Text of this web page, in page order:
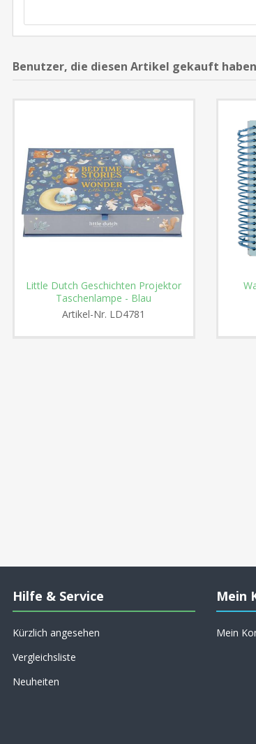
Benutzer, die diesen Artikel gekauft
Little Dutch Geschichten Projektor
Taschenlampe - Blau
Artikel-Nr. LD4781
Hilfe & Service
Kürzlich angesehen
Vergleichsliste
Neuheiten
Mein
Mein